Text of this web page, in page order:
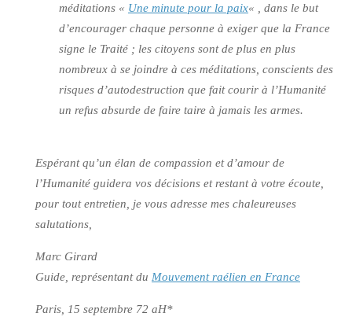
méditations « Une minute pour la paix« , dans le but
d’encourager chaque personne à exiger que la France
signe le Traité ; les citoyens sont de plus en plus
nombreux à se joindre à ces méditations, conscients des
risques d’autodestruction que fait courir à l’Humanité
un refus absurde de faire taire à jamais les armes.
Espérant qu’un élan de compassion et d’amour de
l’Humanité guidera vos décisions et restant à votre écoute,
pour tout entretien, je vous adresse mes chaleureuses
salutations,
Marc Girard
Guide, représentant du Mouvement raélien en France
Paris, 15 septembre 72 aH*